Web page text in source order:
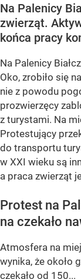
Na Palenicy
zwierząt.
końca pracy
Na Palenicy
Oko, zrobiło się
nie z powodu
prozwierzęcy
z turystami. Na
Protestujący
do transportu
w XXI wieku są
a praca zwierząt
Protest na
na czekało
Atmosfera na
wynika, że około
czekało od 150...